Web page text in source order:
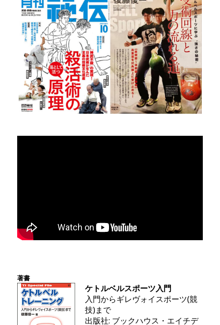
著書
ケトルベルスポーツ入門
入門からギレヴォイスポーツ(競
技)まで
出版社: ブックハウス・エイチデ